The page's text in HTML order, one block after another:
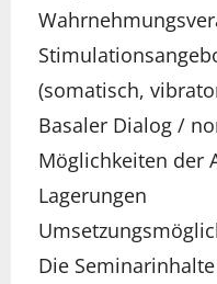
(somatisch,
Basaler Dialog /
Möglichkeiten der
Lagerungen
Die